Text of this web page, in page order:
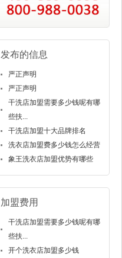
发布的信息
严正声明
严正声明
干洗店加盟需要多少钱呢有哪
些扶...
干洗店加盟十大品牌排名
洗衣店加盟费多少钱怎么经营
象王洗衣店加盟优势有哪些
加盟费用
干洗店加盟需要多少钱呢有哪
些扶...
开个洗衣店加盟多少钱